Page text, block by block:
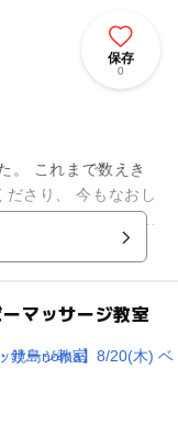
保存
0
。 これまで数えき
ださり、 今もなおし
です。 ♡ママ
マッサージ教室